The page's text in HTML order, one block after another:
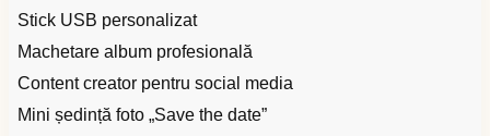
Stick USB personalizat
Machetare album profesională
Content creator pentru social media
Mini ședință foto „Save the date”